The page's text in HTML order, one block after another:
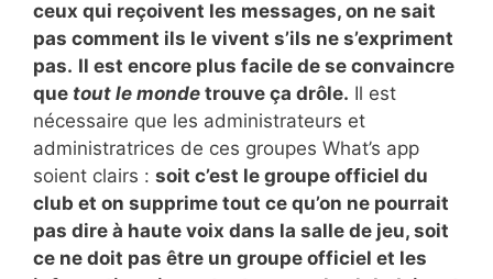
ceux qui reçoivent les messages, on ne sait
pas comment ils le vivent s’ils ne s’expriment
pas. Il est encore plus facile de se convaincre
que tout le monde trouve ça drôle. Il est
nécessaire que les administrateurs et
administratrices de ces groupes What’s app
soient clairs : soit c’est le groupe officiel du
club et on supprime tout ce qu’on ne pourrait
pas dire à haute voix dans la salle de jeu, soit
ce ne doit pas être un groupe officiel et les